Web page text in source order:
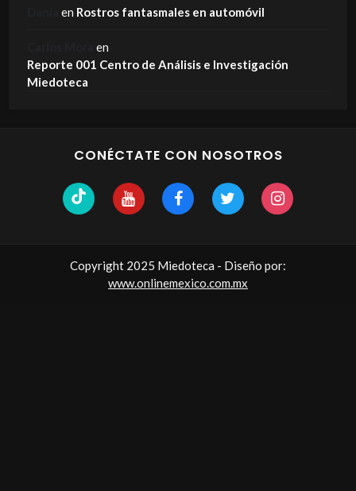
en Rostros fantasmales en automóvil
en
Reporte 001 Centro de Análisis e Investigación
Miedoteca
CONÉCTATE CON NOSOTROS
Copyright 2025 Miedoteca - Diseño por:
www.onlinemexico.com.mx